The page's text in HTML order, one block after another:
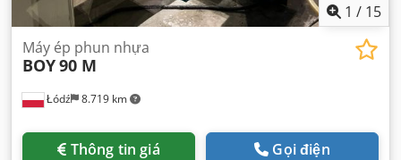
1 / 15
Łódź 8.719 km
Máy ép phun nhựa
BOY90 M
Thông tin giá Gọi điện